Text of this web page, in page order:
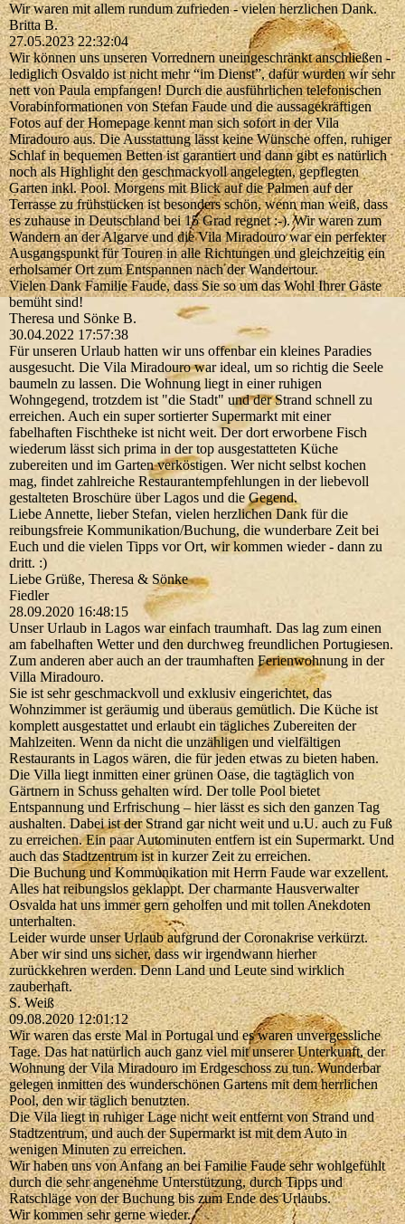
Wir waren mit allem rundum zufrieden - vielen herzlichen Dank.
Britta B.
27.05.2023 22:32:04
Wir können uns unseren Vorrednern uneingeschränkt anschließen -
lediglich Osvaldo ist nicht mehr “im Dienst”, dafür wurden wir sehr
nett von Paula empfangen! Durch die ausführlichen telefonischen
Vorabinformationen von Stefan Faude und die aussagekräftigen
Fotos auf der Homepage kennt man sich sofort in der Vila
Miradouro aus. Die Ausstattung lässt keine Wünsche offen, ruhiger
Schlaf in bequemen Betten ist garantiert und dann gibt es natürlich
noch als Highlight den geschmackvoll angelegten, gepflegten
Garten inkl. Pool. Morgens mit Blick auf die Palmen auf der
Terrasse zu frühstücken ist besonders schön, wenn man weiß, dass
es zuhause in Deutschland bei 15 Grad regnet :-). Wir waren zum
Wandern an der Algarve und die Vila Miradouro war ein perfekter
Ausgangspunkt für Touren in alle Richtungen und gleichzeitig ein
erholsamer Ort zum Entspannen nach der Wandertour.
Vielen Dank Familie Faude, dass Sie so um das Wohl Ihrer Gäste
bemüht sind!
Theresa und Sönke B.
30.04.2022 17:57:38
Für unseren Urlaub hatten wir uns offenbar ein kleines Paradies
ausgesucht. Die Vila Miradouro war ideal, um so richtig die Seele
baumeln zu lassen. Die Wohnung liegt in einer ruhigen
Wohngegend, trotzdem ist "die Stadt" und der Strand schnell zu
erreichen. Auch ein super sortierter Supermarkt mit einer
fabelhaften Fischtheke ist nicht weit. Der dort erworbene Fisch
wiederum lässt sich prima in der top ausgestatteten Küche
zubereiten und im Garten verköstigen. Wer nicht selbst kochen
mag, findet zahlreiche Restaurantempfehlungen in der liebevoll
gestalteten Broschüre über Lagos und die Gegend.
Liebe Annette, lieber Stefan, vielen herzlichen Dank für die
reibungsfreie Kommunikation/Buchung, die wunderbare Zeit bei
Euch und die vielen Tipps vor Ort, wir kommen wieder - dann zu
dritt. :)
Liebe Grüße, Theresa & Sönke
Fiedler
28.09.2020 16:48:15
Unser Urlaub in Lagos war einfach traumhaft. Das lag zum einen
am fabelhaften Wetter und den durchweg freundlichen Portugiesen.
Zum anderen aber auch an der traumhaften Ferienwohnung in der
Villa Miradouro.
Sie ist sehr geschmackvoll und exklusiv eingerichtet, das
Wohnzimmer ist geräumig und überaus gemütlich. Die Küche ist
komplett ausgestattet und erlaubt ein tägliches Zubereiten der
Mahlzeiten. Wenn da nicht die unzähligen und vielfältigen
Restaurants in Lagos wären, die für jeden etwas zu bieten haben.
Die Villa liegt inmitten einer grünen Oase, die tagtäglich von
Gärtnern in Schuss gehalten wird. Der tolle Pool bietet
Entspannung und Erfrischung – hier lässt es sich den ganzen Tag
aushalten. Dabei ist der Strand gar nicht weit und u.U. auch zu Fuß
zu erreichen. Ein paar Autominuten entfern ist ein Supermarkt. Und
auch das Stadtzentrum ist in kurzer Zeit zu erreichen.
Die Buchung und Kommunikation mit Herrn Faude war exzellent.
Alles hat reibungslos geklappt. Der charmante Hausverwalter
Osvalda hat uns immer gern geholfen und mit tollen Anekdoten
unterhalten.
Leider wurde unser Urlaub aufgrund der Coronakrise verkürzt.
Aber wir sind uns sicher, dass wir irgendwann hierher
zurückkehren werden. Denn Land und Leute sind wirklich
zauberhaft.
S. Weiß
09.08.2020 12:01:12
Wir waren das erste Mal in Portugal und es waren unvergessliche
Tage. Das hat natürlich auch ganz viel mit unserer Unterkunft, der
Wohnung der Vila Miradouro im Erdgeschoss zu tun. Wunderbar
gelegen inmitten des wunderschönen Gartens mit dem herrlichen
Pool, den wir täglich benutzten.
Die Vila liegt in ruhiger Lage nicht weit entfernt von Strand und
Stadtzentrum, und auch der Supermarkt ist mit dem Auto in
wenigen Minuten zu erreichen.
Wir haben uns von Anfang an bei Familie Faude sehr wohlgefühlt
durch die sehr angenehme Unterstützung, durch Tipps und
Ratschläge von der Buchung bis zum Ende des Urlaubs.
Wir kommen sehr gerne wieder.